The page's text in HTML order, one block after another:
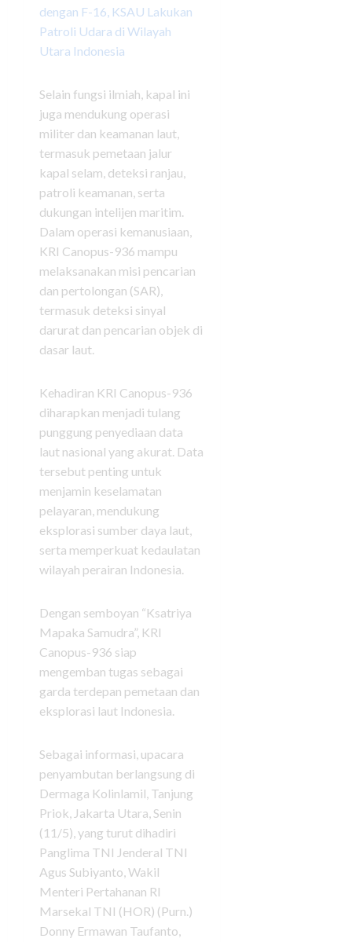
dengan F-16, KSAU Lakukan
Patroli Udara di Wilayah
Utara Indonesia
Selain fungsi ilmiah, kapal ini
juga mendukung operasi
militer dan keamanan laut,
termasuk pemetaan jalur
kapal selam, deteksi ranjau,
patroli keamanan, serta
dukungan intelijen maritim.
Dalam operasi kemanusiaan,
KRI Canopus-936 mampu
melaksanakan misi pencarian
dan pertolongan (SAR),
termasuk deteksi sinyal
darurat dan pencarian objek di
dasar laut.
Kehadiran KRI Canopus-936
diharapkan menjadi tulang
punggung penyediaan data
laut nasional yang akurat. Data
tersebut penting untuk
menjamin keselamatan
pelayaran, mendukung
eksplorasi sumber daya laut,
serta memperkuat kedaulatan
wilayah perairan Indonesia.
Dengan semboyan “Ksatriya
Mapaka Samudra”, KRI
Canopus-936 siap
mengemban tugas sebagai
garda terdepan pemetaan dan
eksplorasi laut Indonesia.
Sebagai informasi, upacara
penyambutan berlangsung di
Dermaga Kolinlamil, Tanjung
Priok, Jakarta Utara, Senin
(11/5), yang turut dihadiri
Panglima TNI Jenderal TNI
Agus Subiyanto, Wakil
Menteri Pertahanan RI
Marsekal TNI (HOR) (Purn.)
Donny Ermawan Taufanto,